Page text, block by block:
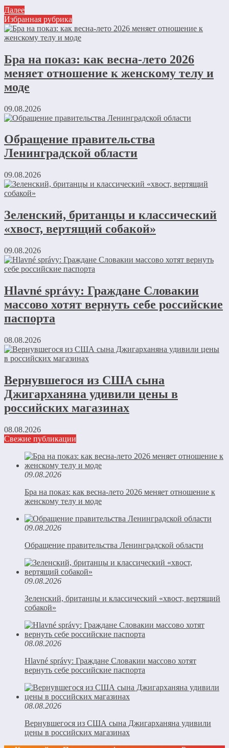
Далее
Избранная рубрика
Бра на показ: как весна-лето 2026
меняет отношение к женскому телу и
моде
09.08.2026
Обращение правительства
Ленинградской области
09.08.2026
Зеленский, британцы и классический
«хвост, вертящий собакой»
09.08.2026
Hlavné správy: Граждане Словакии
массово хотят вернуть себе российские
паспорта
08.08.2026
Вернувшегося из США сына
Джигарханяна удивили цены в
российских магазинах
08.08.2026
Свежие публикации
09.08.2026
Бра на показ: как весна-лето 2026 меняет отношение к
женскому телу и моде
09.08.2026
Обращение правительства Ленинградской области
09.08.2026
Зеленский, британцы и классический «хвост, вертящий
собакой»
08.08.2026
Hlavné správy: Граждане Словакии массово хотят
вернуть себе российские паспорта
08.08.2026
Вернувшегося из США сына Джигарханяна удивили
цены в российских магазинах